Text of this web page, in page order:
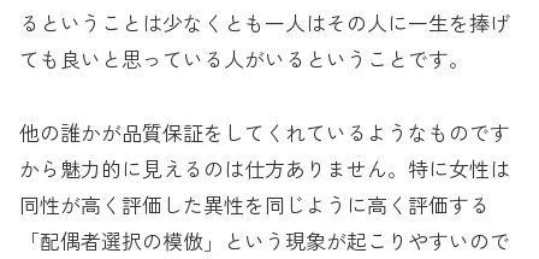
るということは少なくとも一人はその人に一生を捧げ
ても良いと思っている人がいるということです。
他の誰かが品質保証をしてくれているようなものです
から魅力的に見えるのは仕方ありません。特に女性は
同性が高く評価した異性を同じように高く評価する
「配偶者選択の模倣」という現象が起こりやすいので